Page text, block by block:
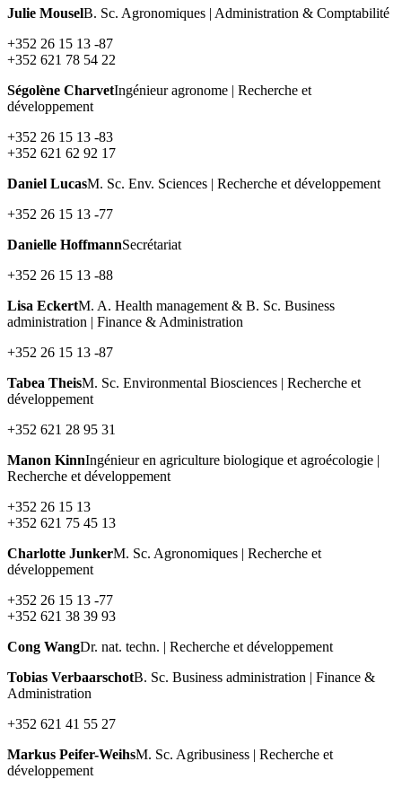
Julie MouselB. Sc. Agronomiques | Administration & Comptabilité
+352 26 15 13 -87
+352 621 78 54 22
Ségolène CharvetIngénieur agronome | Recherche et
développement
+352 26 15 13 -83
+352 621 62 92 17
Daniel LucasM. Sc. Env. Sciences | Recherche et développement
+352 26 15 13 -77
Danielle HoffmannSecrétariat
+352 26 15 13 -88
Lisa EckertM. A. Health management & B. Sc. Business
administration | Finance & Administration
+352 26 15 13 -87
Tabea TheisM. Sc. Environmental Biosciences | Recherche et
développement
+352 621 28 95 31
Manon KinnIngénieur en agriculture biologique et agroécologie |
Recherche et développement
+352 26 15 13
+352 621 75 45 13
Charlotte JunkerM. Sc. Agronomiques | Recherche et
développement
+352 26 15 13 -77
+352 621 38 39 93
Cong WangDr. nat. techn. | Recherche et développement
Tobias VerbaarschotB. Sc. Business administration | Finance &
Administration
+352 621 41 55 27
Markus Peifer-WeihsM. Sc. Agribusiness | Recherche et
développement